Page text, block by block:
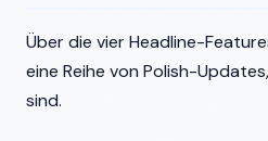
Über die vier Headline-
eine Reihe von Polish-
sind.